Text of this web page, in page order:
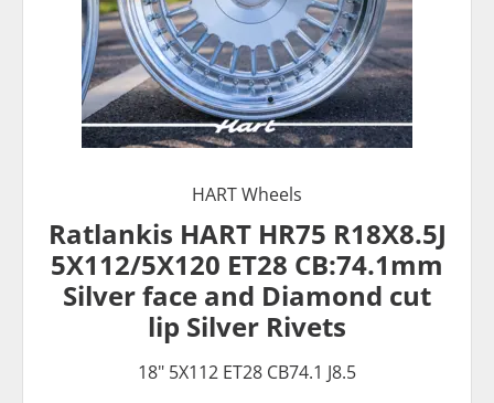
HART Wheels
Ratlankis HART HR75 R18X8.5J
5X112/5X120 ET28 CB:74.1mm
Silver face and Diamond cut
lip Silver Rivets
18" 5X112 ET28 CB74.1 J8.5